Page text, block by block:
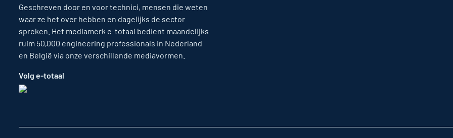
Geschreven door en voor technici, mensen die weten
waar ze het over hebben en dagelijks de sector
spreken. Het mediamerk e-totaal bedient maandelijks
ruim 50,000 engineering professionals in Nederland
en België via onze verschillende mediavormen.
Volg e-totaal